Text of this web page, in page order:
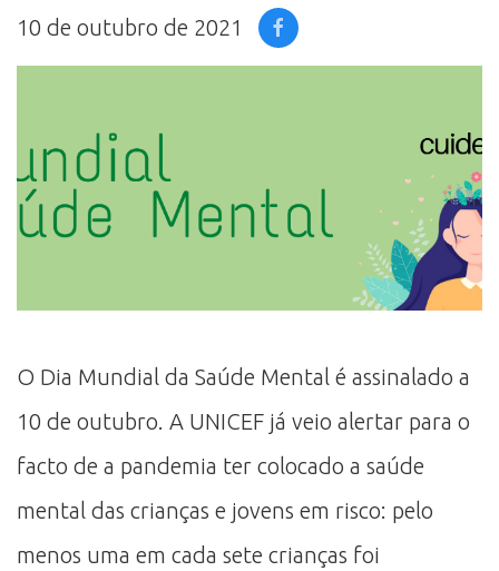
10 de outubro de 2021
O Dia Mundial da Saúde Mental é assinalado a
10 de outubro. A UNICEF já veio alertar para o
facto de a pandemia ter colocado a saúde
mental das crianças e jovens em risco: pelo
menos uma em cada sete crianças foi